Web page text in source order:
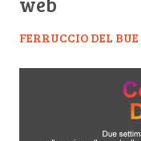
FERRUCCIO DEL BUE